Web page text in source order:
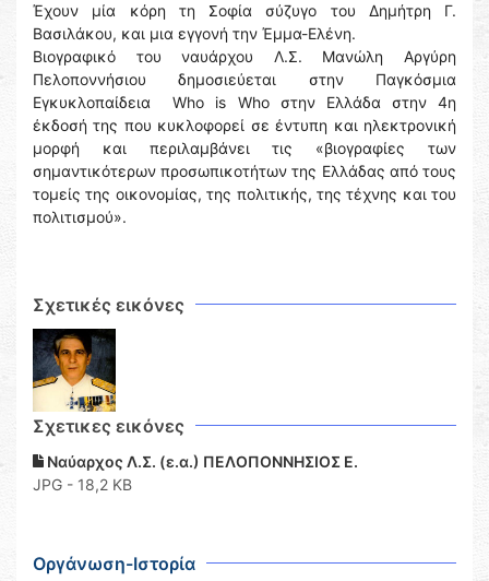
Έχουν μία κόρη τη Σοφία σύζυγο του Δημήτρη Γ.
Βασιλάκου, και μια εγγονή την Έμμα-Ελένη.
Βιογραφικό του ναυάρχου Λ.Σ. Μανώλη Αργύρη
Πελοποννήσιου δημοσιεύεται στην Παγκόσμια
Εγκυκλοπαίδεια Who is Who στην Ελλάδα στην 4η
έκδοσή της που κυκλοφορεί σε έντυπη και ηλεκτρονική
μορφή και περιλαμβάνει τις «βιογραφίες των
σημαντικότερων προσωπικοτήτων της Ελλάδας από τους
τομείς της οικονομίας, της πολιτικής, της τέχνης και του
πολιτισμού».
Σχετικές εικόνες
Σχετικες εικόνες
Ναύαρχος Λ.Σ. (ε.α.) ΠΕΛΟΠΟΝΝΗΣΙΟΣ Ε.
JPG - 18,2 KB
Οργάνωση-Ιστορία